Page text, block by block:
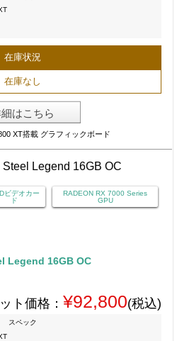
在庫状況
在庫なし
はこちら
XT搭載 グラフィックボード
ビデオカー
ド
RADEON RX 7000 Series
GPU
Legend 16GB OC
ト価格： ¥92,800(税込)
スペック